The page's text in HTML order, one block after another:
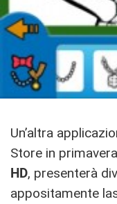
Un’altra
Store in
HD, presenterà
appositamente